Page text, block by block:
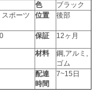
色
ブラック
ポーツ
位置 後部
保証 12ヶ月
材料
鋼,アルミ,
ゴム
配達
時間
7~15日